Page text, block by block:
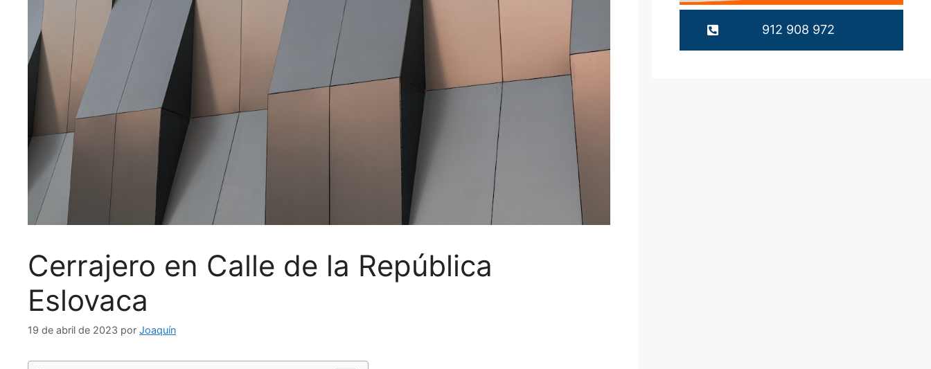
Cerrajero en Calle de la República
Eslovaca
19 de abril de 2023 por Joaquín
912 908 972